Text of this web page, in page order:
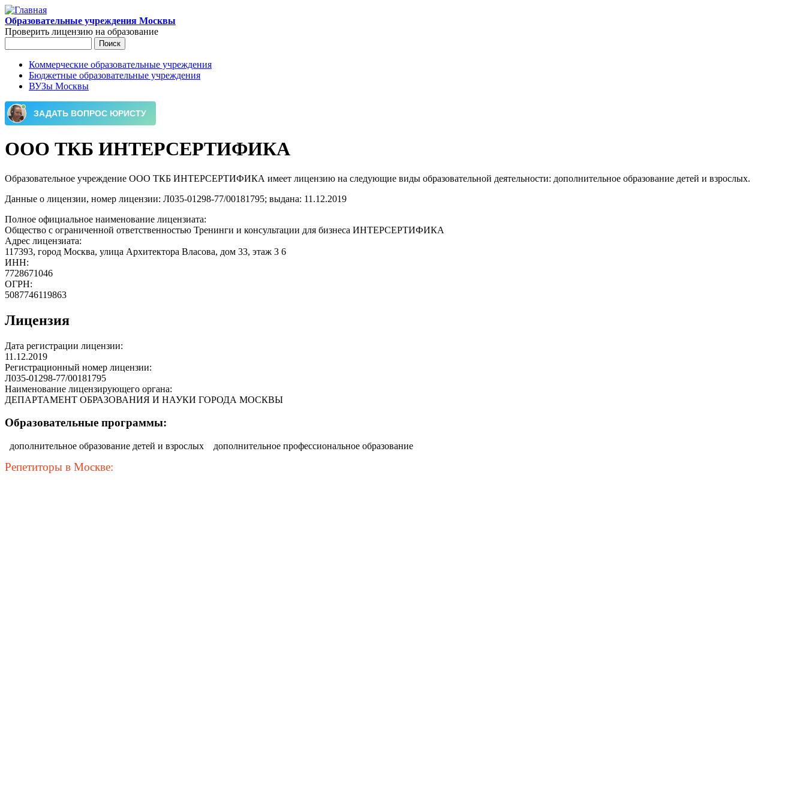
Перейти к основному содержанию
Образовательные учреждения Москвы
Проверить лицензию на образование
Главное меню
Коммерческие образовательные учреждения
Бюджетные образовательные учреждения
ВУЗы Москвы
ООО ТКБ ИНТЕРСЕРТИФИКА
Образовательное учреждение ООО ТКБ ИНТЕРСЕРТИФИКА имеет лицензию на следующие виды образовательной деятельности: дополнительное образование детей и взрослых.
Данные о лицензии, номер лицензии: Л035-01298-77/00181795; выдана: 11.12.2019
Полное официальное наименование лицензиата:
Общество с ограниченной ответственностью Тренинги и консультации для бизнеса ИНТЕРСЕРТИФИКА
Адрес лицензиата:
117393, город Москва, улица Архитектора Власова, дом 33, этаж 3 6
ИНН:
7728671046
ОГРН:
5087746119863
Лицензия
Дата регистрации лицензии:
11.12.2019
Регистрационный номер лицензии:
Л035-01298-77/00181795
Наименование лицензирующего органа:
ДЕПАРТАМЕНТ ОБРАЗОВАНИЯ И НАУКИ ГОРОДА МОСКВЫ
Образовательные программы:
дополнительное образование детей и взрослых дополнительное профессиональное образование
Репетиторы в Москве: